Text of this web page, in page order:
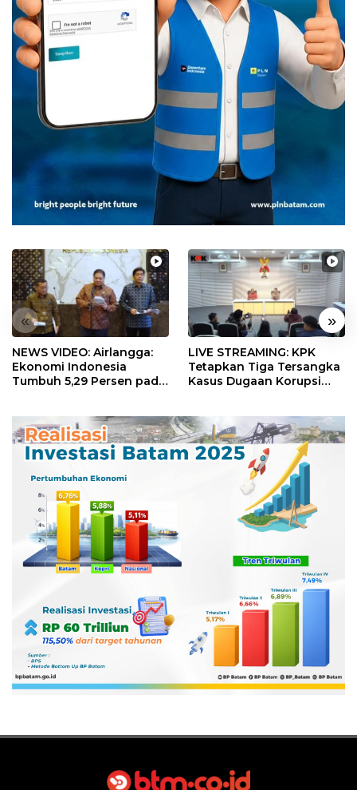
« »
NEWS VIDEO: Airlangga:
Ekonomi Indonesia
Tumbuh 5,29 Persen pada
LIVE STREAMING: KPK
Tetapkan Tiga Tersangka
Kasus Dugaan Korupsi